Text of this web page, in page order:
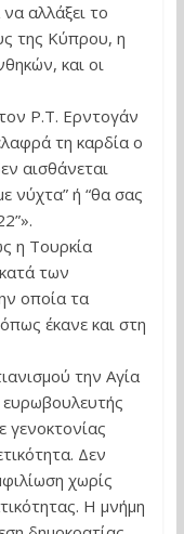
αλλάξει το
της Κύπρου, η
και οι
Ρ.Τ. Ερντογάν
τη καρδία ο
αισθάνεται
νύχτα” ή “θα σας
η Τουρκία
των
οποία τα
έκανε και στη
την Αγία
γενοκτονίας
Δεν
χωρίς
Η μνήμη